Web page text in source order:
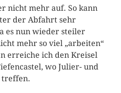
nicht mehr auf. So kann
der Abfahrt sehr
es nun wieder steiler
mehr so viel „arbeiten“
erreiche ich den Kreisel
wo Julier- und
treffen.